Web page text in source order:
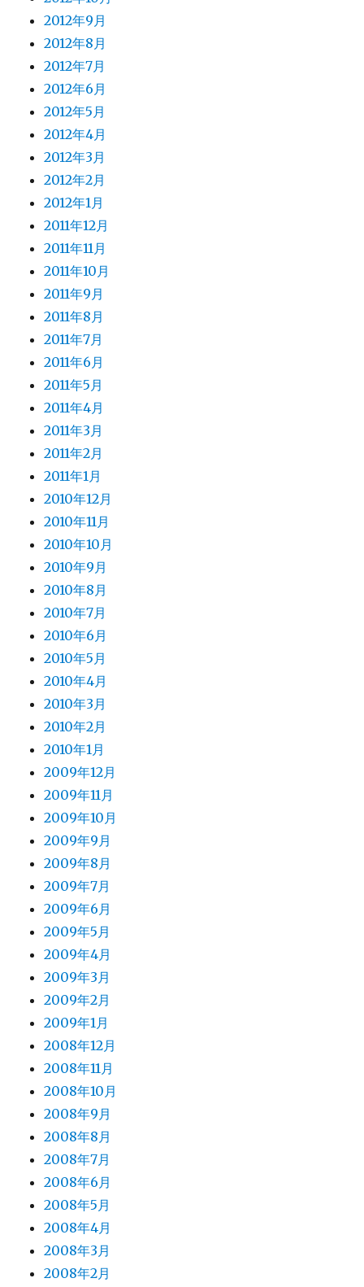
2012年9月
2012年8月
2012年7月
2012年6月
2012年5月
2012年4月
2012年3月
2012年2月
2012年1月
2011年12月
2011年11月
2011年10月
2011年9月
2011年8月
2011年7月
2011年6月
2011年5月
2011年4月
2011年3月
2011年2月
2011年1月
2010年12月
2010年11月
2010年10月
2010年9月
2010年8月
2010年7月
2010年6月
2010年5月
2010年4月
2010年3月
2010年2月
2010年1月
2009年12月
2009年11月
2009年10月
2009年9月
2009年8月
2009年7月
2009年6月
2009年5月
2009年4月
2009年3月
2009年2月
2009年1月
2008年12月
2008年11月
2008年10月
2008年9月
2008年8月
2008年7月
2008年6月
2008年5月
2008年4月
2008年3月
2008年2月